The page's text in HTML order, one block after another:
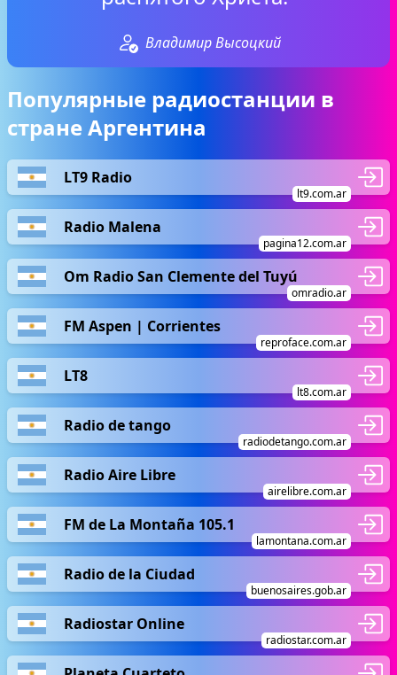
Владимир Высоцкий
Популярные радиостанции в
стране Аргентина
LT9 Radio
lt9.com.ar
Radio Malena
pagina12.com.ar
Om Radio San Clemente del Tuyú
omradio.ar
FM Aspen | Corrientes
reproface.com.ar
LT8
lt8.com.ar
Radio de tango
radiodetango.com.ar
Radio Aire Libre
airelibre.com.ar
FM de La Montaña 105.1
lamontana.com.ar
Radio de la Ciudad
buenosaires.gob.ar
Radiostar Online
radiostar.com.ar